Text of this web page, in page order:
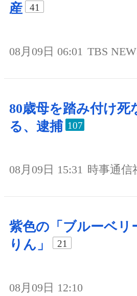
産
41
08月09日 06:01 TBS
80歳母を踏み付け死
る、逮捕 107
08月09日 15:31 時事通信
紫色の「ブルーベリ
りん」
21
08月09日 12:10